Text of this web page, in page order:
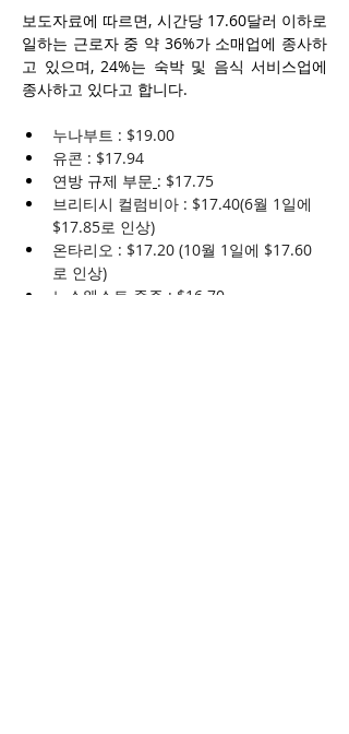
보도자료에 따르면, 시간당 17.60달러 이하로
일하는 근로자 중 약 36%가 소매업에 종사하
고 있으며, 24%는 숙박 및 음식 서비스업에
종사하고 있다고 합니다.
누나부트 : $19.00
유콘 : $17.94
연방 규제 부문 : $17.75
브리티시 컬럼비아 : $17.40(6월 1일에
$17.85로 인상)
온타리오 : $17.20 (10월 1일에 $17.60
로 인상)
노스웨스트 준주 : $16.70